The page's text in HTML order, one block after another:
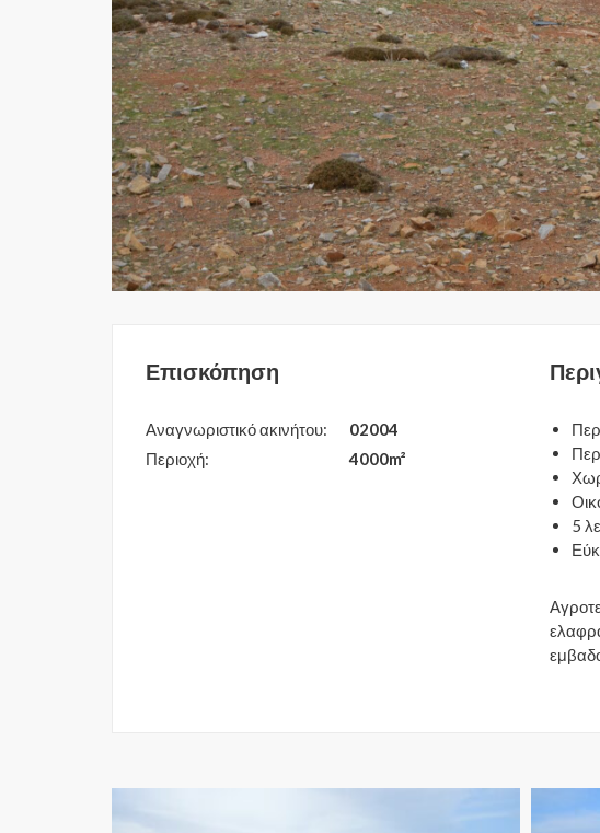
Επισκόπηση
Αναγνωριστικό ακινήτου:
02004
Περιοχή:
4000m²
5